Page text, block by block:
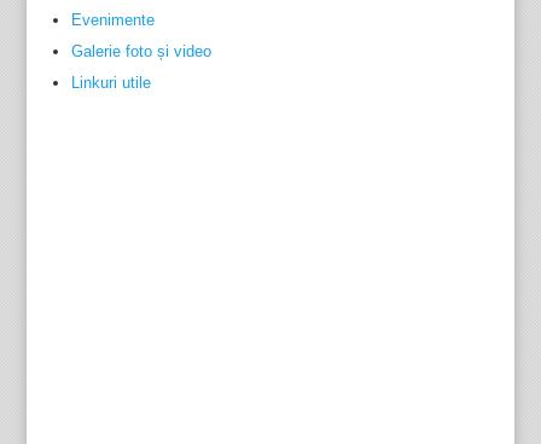
Evenimente
Galerie foto și video
Linkuri utile